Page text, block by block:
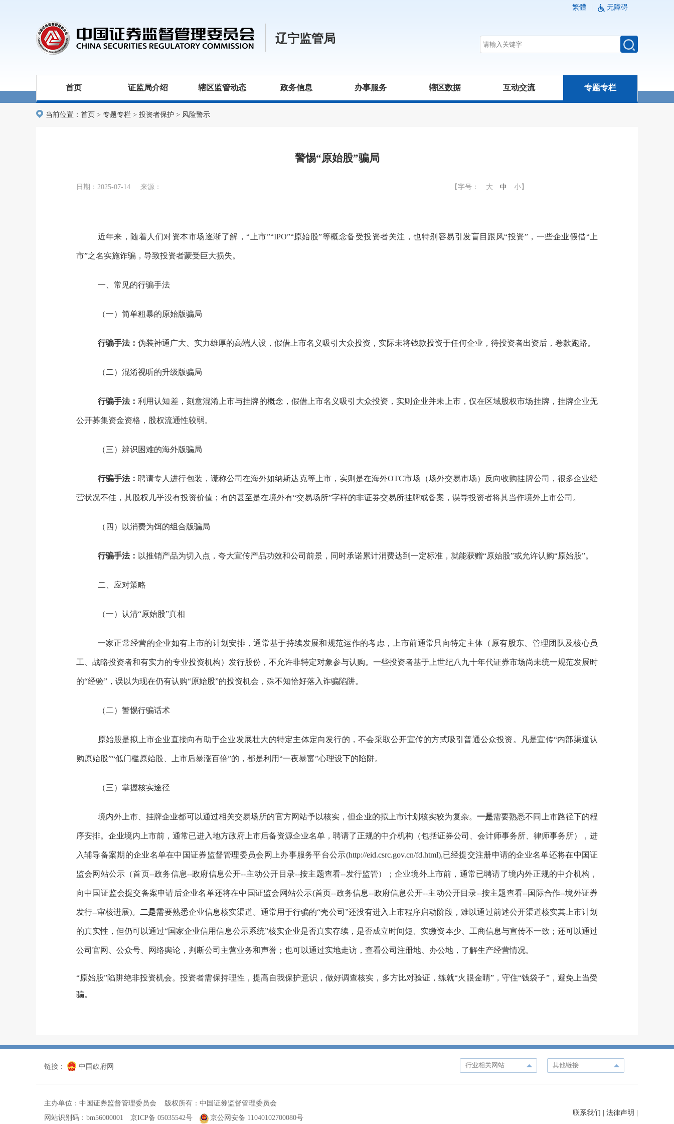
繁體 无障碍
辽宁监管局
首页 证监局介绍 辖区监管动态 政务信息 办事服务 辖区数据 互动交流 专题专栏
当前位置： 首页 > 专题专栏 > 投资者保护 > 风险警示
警惕“原始股”骗局
日期：2025-07-14 来源： 【字号： 大 中 小 】
近年来，随着人们对资本市场逐渐了解，“上市”“IPO”“原始股”等概念备受投资者关注，也特别容易引发盲目跟风“投资”，一些企业假借“上
市”之名实施诈骗，导致投资者蒙受巨大损失。
一、常见的行骗手法
（一）简单粗暴的原始版骗局
行骗手法： 伪装神通广大、实力雄厚的高端人设，假借上市名义吸引大众投资，实际未将钱款投资于任何企业，待投资者出资后，卷款跑路。
（二）混淆视听的升级版骗局
行骗手法：利用认知差，刻意混淆上市与挂牌的概念，假借上市名义吸引大众投资，实则企业并未上市，仅在区域股权市场挂牌，挂牌企业无
公开募集资金资格，股权流通性较弱。
（三）辨识困难的海外版骗局
行骗手法：聘请专人进行包装，谎称公司在海外如纳斯达克等上市，实则是在海外OTC市场（场外交易市场）反向收购挂牌公司，很多企业经
营状况不佳，其股权几乎没有投资价值；有的甚至是在境外有“交易场所”字样的非证券交易所挂牌或备案，误导投资者将其当作境外上市公司。
（四）以消费为饵的组合版骗局
行骗手法： 以推销产品为切入点，夸大宣传产品功效和公司前景，同时承诺累计消费达到一定标准，就能获赠“原始股”或允许认购“原始股”。
二、应对策略
（一）认清“原始股”真相
一家正常经营的企业如有上市的计划安排，通常基于持续发展和规范运作的考虑，上市前通常只向特定主体（原有股东、管理团队及核心员
工、战略投资者和有实力的专业投资机构）发行股份，不允许非特定对象参与认购。一些投资者基于上世纪八九十年代证券市场尚未统一规范发展时
的“经验”，误以为现在仍有认购“原始股”的投资机会，殊不知恰好落入诈骗陷阱。
（二）警惕行骗话术
原始股是拟上市企业直接向有助于企业发展壮大的特定主体定向发行的，不会采取公开宣传的方式吸引普通公众投资。凡是宣传“内部渠道认
购原始股”“低门槛原始股、上市后暴涨百倍”的，都是利用“一夜暴富”心理设下的陷阱。
（三）掌握核实途径
境内外上市、挂牌企业都可以通过相关交易场所的官方网站予以核实，但企业的拟上市计划核实较为复杂。 一是需要熟悉不同上市路径下的程
序安排。企业境内上市前，通常已进入地方政府上市后备资源企业名单，聘请了正规的中介机构（包括证券公司、会计师事务所、律师事务所），进
入辅导备案期的企业名单在中国证券监督管理委员会网上办事服务平台公示(http://eid.csrc.gov.cn/fd.html),已经提交注册申请的企业名单还将在中国证
监会网站公示（首页--政务信息--政府信息公开--主动公开目录--按主题查看--发行监管）；企业境外上市前，通常已聘请了境内外正规的中介机构，
向中国证监会提交备案申请后企业名单还将在中国证监会网站公示(首页--政务信息--政府信息公开--主动公开目录--按主题查看--国际合作--境外证券
发行--审核进展)。二是需要熟悉企业信息核实渠道。通常用于行骗的“壳公司”还没有进入上市程序启动阶段，难以通过前述公开渠道核实其上市计划
的真实性，但仍可以通过“国家企业信用信息公示系统”核实企业是否真实存续，是否成立时间短、实缴资本少、工商信息与宣传不一致；还可以通过
公司官网、公众号、网络舆论，判断公司主营业务和声誉；也可以通过实地走访，查看公司注册地、办公地，了解生产经营情况。
“原始股”陷阱绝非投资机会。投资者需保持理性，提高自我保护意识，做好调查核实，多方比对验证，练就“火眼金睛”，守住“钱袋子”，避免上当受
骗。
链接： 中国政府网
主办单位：中国证券监督管理委员会 版权所有：中国证券监督管理委员会
网站识别码：bm56000001
京ICP备 05035542号 京公网安备 11040102700080号
联系我们 法律声明